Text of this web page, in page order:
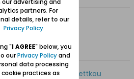
um Glettkau
19:47
/ Minensuchboot Glettkau
our advertising and
partners. For
details, refer to our
Privacy Policy.
"I AGREE" below, you
ourPrivacy Policyand
data processing
practices as